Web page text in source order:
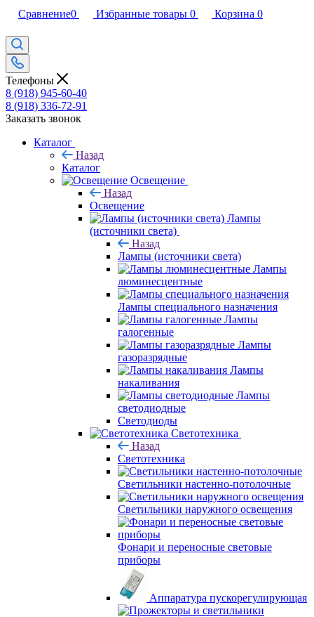
Сравнение0 Избранные товары 0 Корзина 0
Телефоны
8 (918) 945-60-40
8 (918) 336-72-91
Заказать звонок
Каталог
Назад
Каталог
Освещение
Назад
Освещение
Лампы
(источники света)
Назад
Лампы (источники света)
Лампы
люминесцентные
Лампы специального назначения
Лампы
галогенные
Лампы
газоразрядные
Лампы
накаливания
Лампы
светодиодные
Светодиоды
Светотехника
Назад
Светотехника
Светильники настенно-потолочные
Светильники наружного освещения
Фонари и переносные световые
приборы
Аппаратура пускорегулирующая